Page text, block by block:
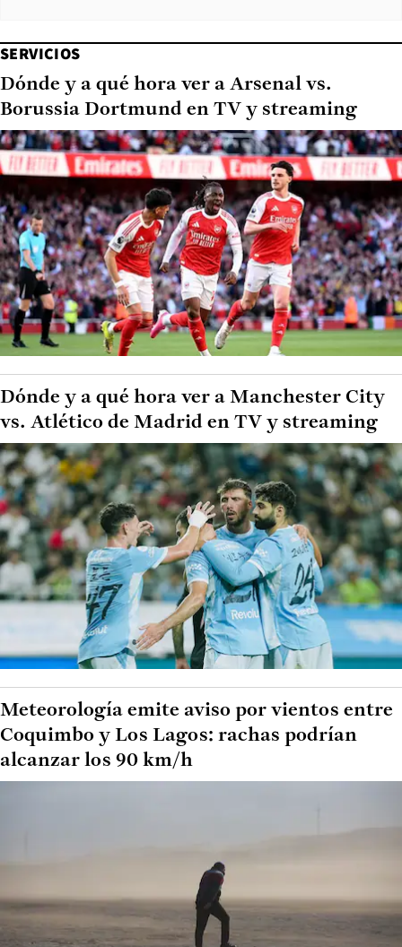
SERVICIOS
Dónde y a qué hora ver a Arsenal vs.
Borussia Dortmund en TV y streaming
Dónde y a qué hora ver a Manchester City
vs. Atlético de Madrid en TV y streaming
Meteorología emite aviso por vientos entre
Coquimbo y Los Lagos: rachas podrían
alcanzar los 90 km/h